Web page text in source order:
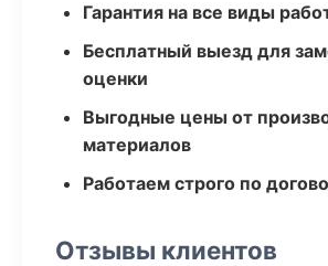
Гарантия на все виды
Бесплатный выезд для
оценки
Выгодные цены от
материалов
Работаем строго по
Отзывы клиентов